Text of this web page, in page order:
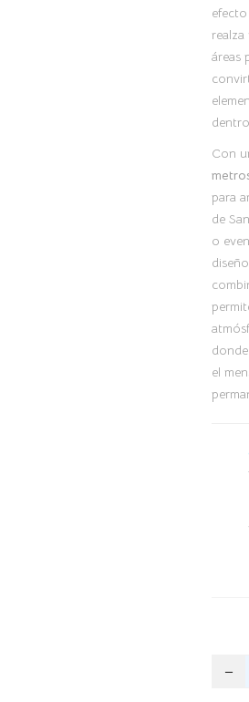
realza
áreas
Con
para
de
o
el